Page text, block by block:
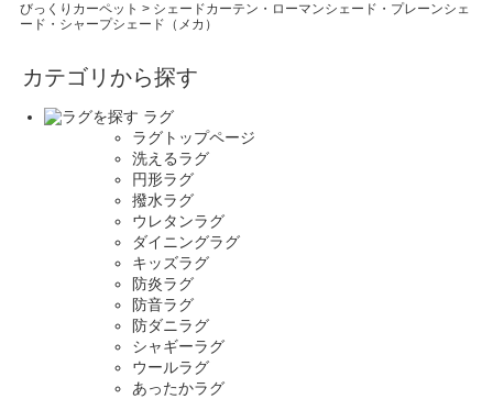
びっくりカーペット > シェードカーテン・ローマンシェード・プレーンシェ
ード・シャープシェード（メカ）
カテゴリから探す
ラグ
ラグトップページ
洗えるラグ
円形ラグ
撥水ラグ
ウレタンラグ
ダイニングラグ
キッズラグ
防炎ラグ
防音ラグ
防ダニラグ
シャギーラグ
ウールラグ
あったかラグ